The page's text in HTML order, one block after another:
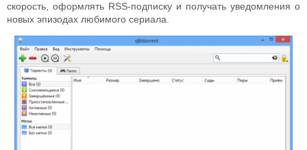
скорость, оформлять RSS-подписку и получать уведомления о
новых эпизодах любимого сериала.